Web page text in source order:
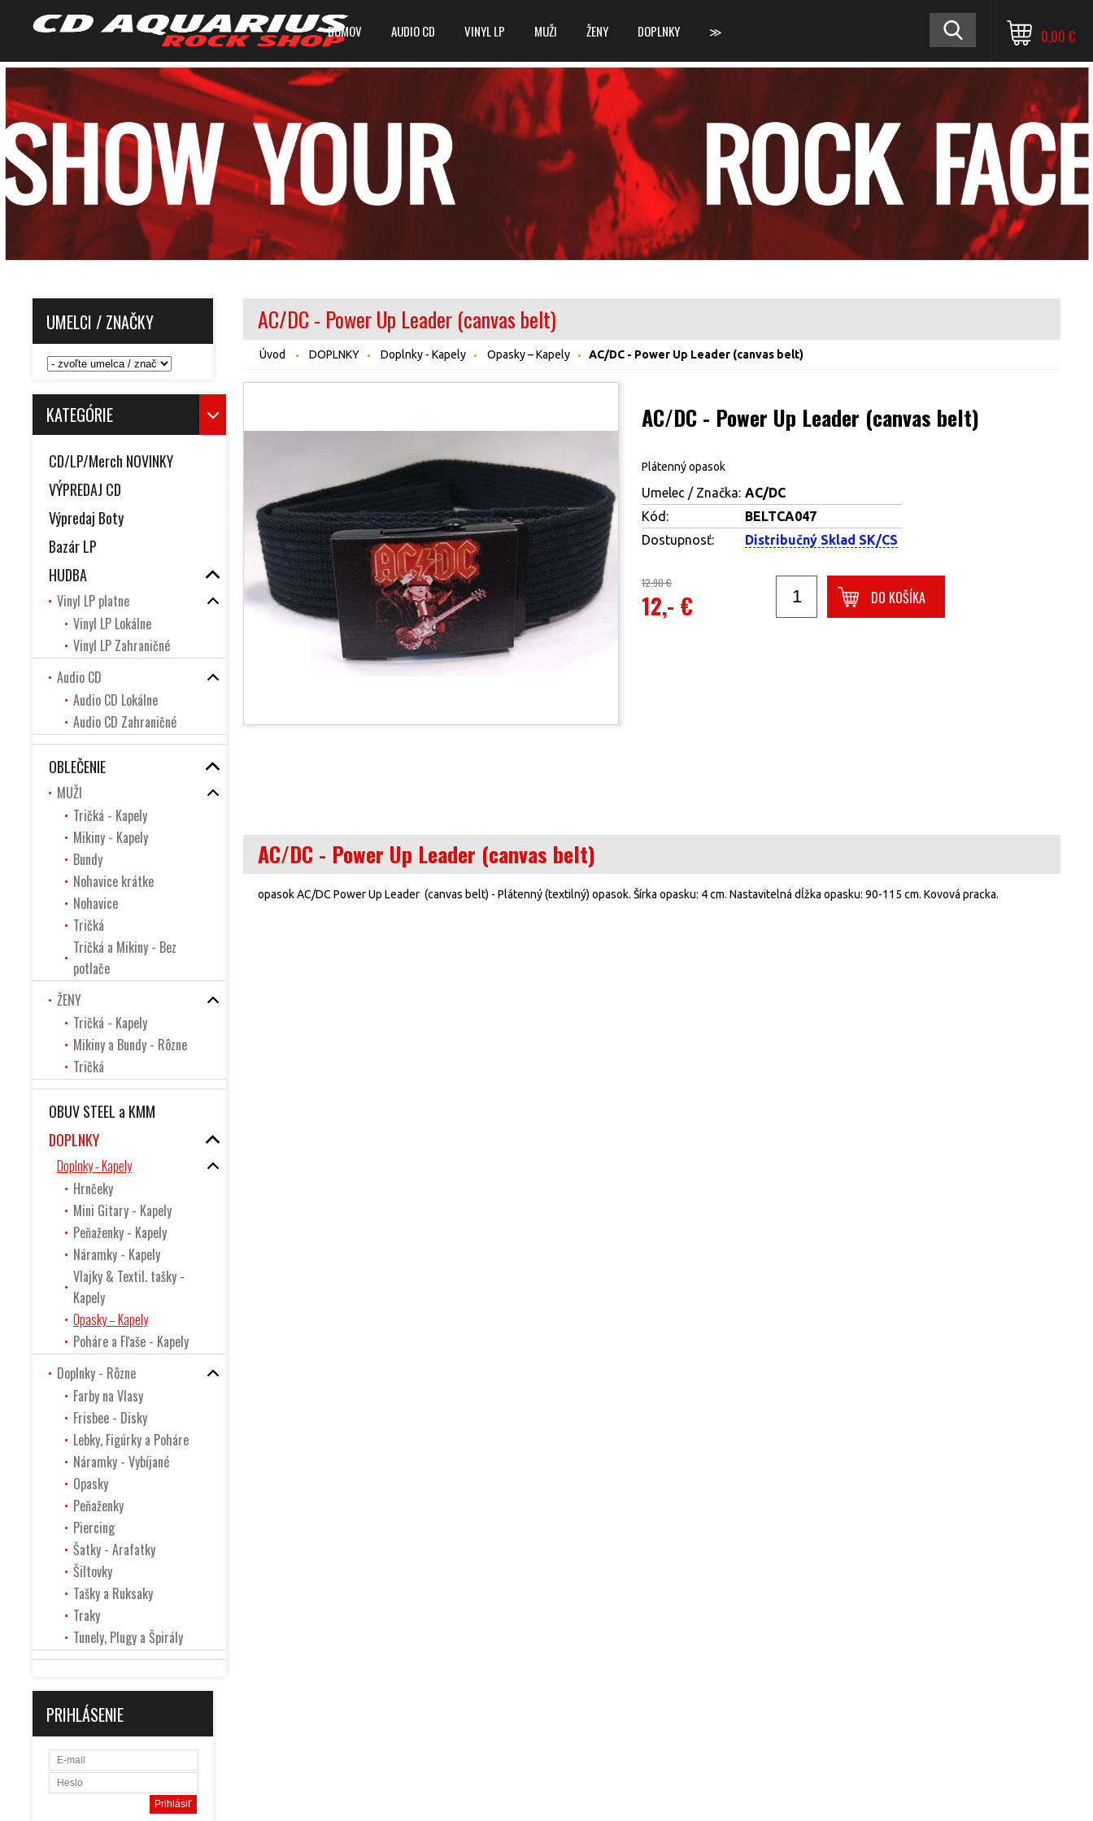
DOMOV AUDIO CD VINYL LP MUŽI ŽENY DOPLNKY ≫ 0,00 €
UMELCI / ZNAČKY
KATEGÓRIE
CD/LP/Merch NOVINKY
VÝPREDAJ CD
Výpredaj Boty
Bazár LP
HUDBA
Vinyl LP platne
Vinyl LP Lokálne
Vinyl LP Zahraničné
Audio CD
Audio CD Lokálne
Audio CD Zahraničné
OBLEČENIE
MUŽI
Tričká - Kapely
Mikiny - Kapely
Bundy
Nohavice krátke
Nohavice
Tričká
Tričká a Mikiny - Bez
potlače
ŽENY
Tričká - Kapely
Mikiny a Bundy - Rôzne
Tričká
OBUV STEEL a KMM
DOPLNKY
Doplnky - Kapely
Hrnčeky
Mini Gitary - Kapely
Peňaženky - Kapely
Náramky - Kapely
Vlajky & Textil. tašky -
Kapely
Opasky – Kapely
Poháre a Fľaše - Kapely
Doplnky - Rôzne
Farby na Vlasy
Frisbee - Disky
Lebky, Figúrky a Poháre
Náramky - Vybíjané
Opasky
Peňaženky
Piercing
Šatky - Arafatky
Šiltovky
Tašky a Ruksaky
Traky
Tunely, Plugy a Špirály
PRIHLÁSENIE
AC/DC - Power Up Leader (canvas belt)
Úvod DOPLNKY Doplnky - Kapely Opasky – Kapely AC/DC - Power Up Leader (canvas belt)
AC/DC - Power Up Leader (canvas belt)
Plátenný opasok
Umelec / Značka: AC/DC
Kód:
BELTCA047
Dostupnosť:
Distribučný Sklad SK/CS
12,90 €
12,- € DO KOŠÍKA
AC/DC - Power Up Leader (canvas belt)
opasok AC/DC Power Up Leader (canvas belt) - Plátenný (textilný) opasok. Šírka opasku: 4 cm. Nastavitelná dĺžka opasku: 90-115 cm. Kovová pracka.